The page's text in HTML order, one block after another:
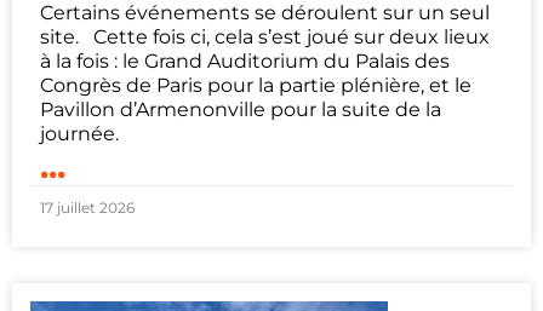
Certains événements se déroulent sur un seul
site. Cette fois ci, cela s’est joué sur deux lieux
à la fois : le Grand Auditorium du Palais des
Congrès de Paris pour la partie plénière, et le
Pavillon d’Armenonville pour la suite de la
journée.
...
17 juillet 2026